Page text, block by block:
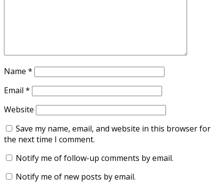
Name *
Email *
Website
Save my name, email, and website in this browser for
the next time I comment.
Notify me of follow-up comments by email.
Notify me of new posts by email.